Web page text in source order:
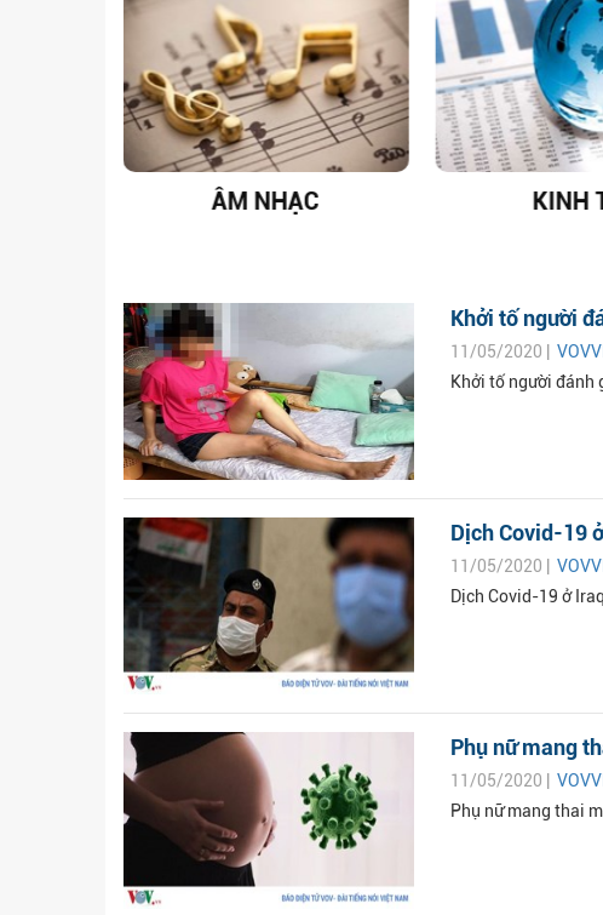
ÂM NHẠC KINH
Khởi tố người
11/05/2020 |
Khởi tố người đánh
Dịch Covid-19
11/05/2020 |
Dịch Covid-19 ở
Phụ nữ mang
11/05/2020 |
Phụ nữ mang thai